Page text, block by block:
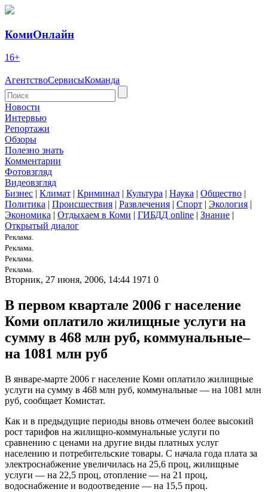
КомиОнлайн
16+
АгентствоСервисыКоманда
Новости
Интервью
Репортажи
Обзоры
Полезно знать
Комментарии
Фотовзгляд
Видеовзгляд
Бизнес | Климат | Криминал | Культура | Наука | Общество |
Политика | Происшествия | Развлечения | Спорт | Экология |
Экономика | Отдыхаем в Коми | ГИБДД online | Знание |
Открытый диалог
Реклама.
Реклама.
Реклама.
Реклама.
Вторник, 27 июня, 2006, 14:44 1971 0
В первом квартале 2006 г население
Коми оплатило жилищные услуги на
сумму в 468 млн руб, коммунальные–
на 1081 млн руб
В январе-марте 2006 г население Коми оплатило жилищные
услуги на сумму в 468 млн руб, коммунальные — на 1081 млн
руб, сообщает Комистат.
Как и в предыдущие периоды вновь отмечен более высокий
рост тарифов на жилищно-коммунальные услуги по
сравнению с ценами на другие виды платных услуг
населению и потребительские товары. С начала года плата за
электроснабжение увеличилась на 25,6 проц, жилищные
услуги — на 22,5 проц, отопление — на 21 проц,
водоснабжение и водоотведение — на 15,5 проц.